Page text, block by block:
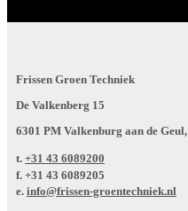
Frissen Groen Techniek
De Valkenberg 15
6301 PM Valkenburg aan de
t. +31 43 6089200
f. +31 43 6089205
e. info@frissen-groentechniek.nl